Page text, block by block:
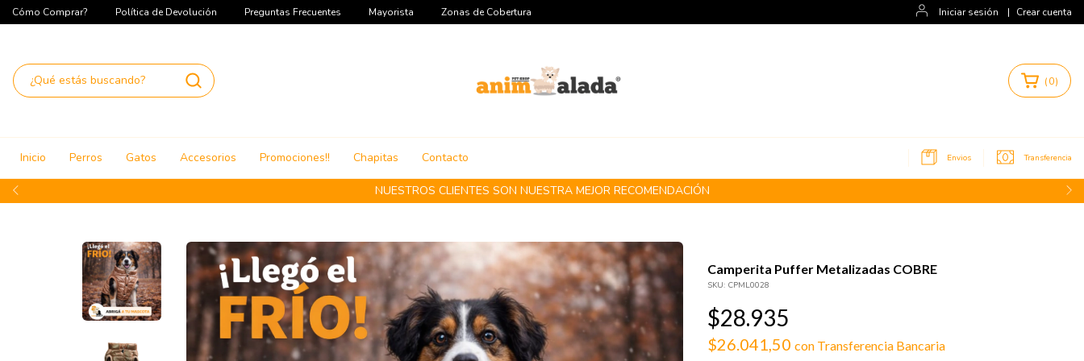
Cómo Comprar? Política de Devolución Preguntas Frecuentes Mayorista Zonas de Cobertura Iniciar sesión | Crear cuenta
NUESTROS CLIENTES SON NUESTRA MEJOR RECOMENDACIÓN
(0)
Inicio Perros Gatos Accesorios Promociones!! Chapitas Contacto Envios Transferencia
Camperita Puffer Metalizadas COBRE
SKU: CPML0028
$28.935
$26.041,50 con Transferencia Bancaria